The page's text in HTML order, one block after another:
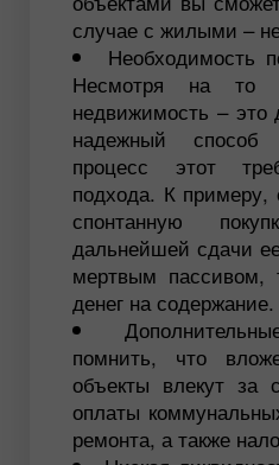
случае с жилыми –
Необходимость
Несмотря на то
недвижимость – это
надежный способ
процесс этот
подхода. К
спонтанную
дальнейшей сдачи
мертвым
денег на содержание.
помнить, что
объекты влекут за
оплаты
ремонта, а также